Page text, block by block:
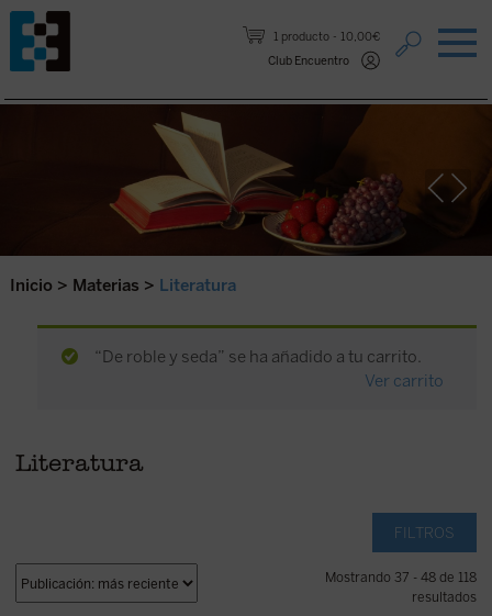
1 producto
10,00€
Club Encuentro
Saltar al contenido.
Inicio > Materias > Literatura
“De roble y seda” se ha añadido a tu carrito.
Ver carrito
Literatura
FILTROS
Mostrando 37 - 48 de 118
resultados